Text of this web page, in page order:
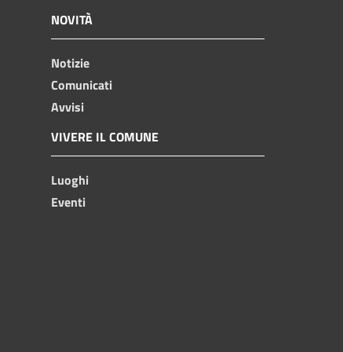
NOVITÀ
Notizie
Comunicati
Avvisi
VIVERE IL COMUNE
Luoghi
Eventi